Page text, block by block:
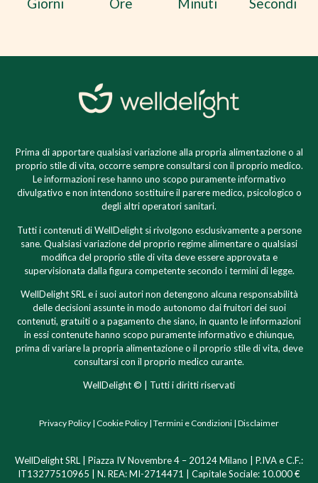
Giorni Ore Minuti Secondi
Prima di apportare qualsiasi variazione alla propria alimentazione o al
proprio stile di vita, occorre sempre consultarsi con il proprio medico.
Le informazioni rese hanno uno scopo puramente informativo
divulgativo e non intendono sostituire il parere medico, psicologico o
degli altri operatori sanitari.
Tutti i contenuti di WellDelight si rivolgono esclusivamente a persone
sane. Qualsiasi variazione del proprio regime alimentare o qualsiasi
modifica del proprio stile di vita deve essere approvata e
supervisionata dalla figura competente secondo i termini di legge.
WellDelight SRL e i suoi autori non detengono alcuna responsabilità
delle decisioni assunte in modo autonomo dai fruitori dei suoi
contenuti, gratuiti o a pagamento che siano, in quanto le informazioni
in essi contenute hanno scopo puramente informativo e chiunque,
prima di variare la propria alimentazione o il proprio stile di vita, deve
consultarsi con il proprio medico curante.
WellDelight © | Tutti i diritti riservati
Privacy Policy | Cookie Policy | Termini e Condizioni | Disclaimer
WellDelight SRL | Piazza IV Novembre 4 – 20124 Milano | P.IVA e C.F.:
IT13277510965 | N. REA: MI-2714471 | Capitale Sociale: 10.000 €